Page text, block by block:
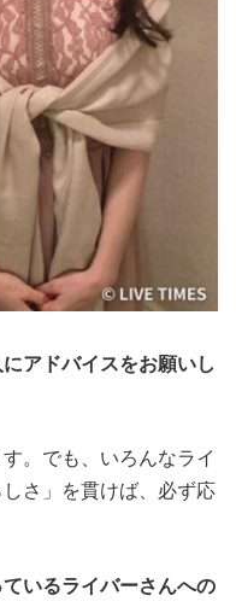
アドバイスをお願いし
。でも、いろんなライ
さ」を貫けば、必ず応
いるライバーさんへの